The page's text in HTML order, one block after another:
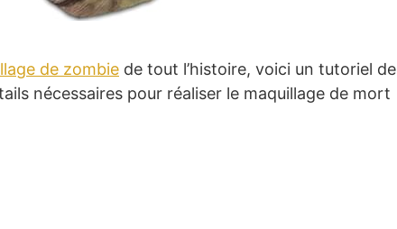
de zombie de tout l’histoire, voici un tutoriel de
nécessaires pour réaliser le maquillage de mort